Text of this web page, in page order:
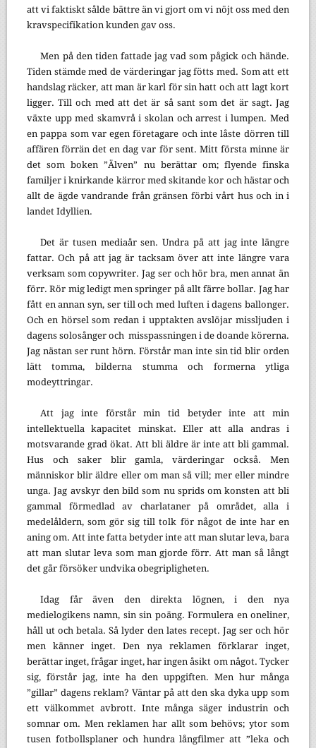
att vi faktiskt sålde bättre än vi gjort om vi nöjt oss med den
kravspecifikation kunden gav oss.
Men på den tiden fattade jag vad som pågick och hände.
Tiden stämde med de värderingar jag fötts med. Som att ett
handslag räcker, att man är karl för sin hatt och att lagt kort
ligger. Till och med att det är så sant som det är sagt. Jag
växte upp med skamvrå i skolan och arrest i lumpen. Med
en pappa som var egen företagare och inte låste dörren till
affären förrän det en dag var för sent. Mitt första minne är
det som boken ”Älven” nu berättar om; flyende finska
familjer i knirkande kärror med skitande kor och hästar och
allt de ägde vandrande från gränsen förbi vårt hus och in i
landet Idyllien.
Det är tusen mediaår sen. Undra på att jag inte längre
fattar. Och på att jag är tacksam över att inte längre vara
verksam som copywriter. Jag ser och hör bra, men annat än
förr. Rör mig ledigt men springer på allt färre bollar. Jag har
fått en annan syn, ser till och med luften i dagens ballonger.
Och en hörsel som redan i upptakten avslöjar missljuden i
dagens solosånger och misspassningen i de doande körerna.
Jag nästan ser runt hörn. Förstår man inte sin tid blir orden
lätt tomma, bilderna stumma och formerna ytliga
modeyttringar.
Att jag inte förstår min tid betyder inte att min
intellektuella kapacitet minskat. Eller att alla andras i
motsvarande grad ökat. Att bli äldre är inte att bli gammal.
Hus och saker blir gamla, värderingar också. Men
människor blir äldre eller om man så vill; mer eller mindre
unga. Jag avskyr den bild som nu sprids om konsten att bli
gammal förmedlad av charlataner på området, alla i
medelåldern, som gör sig till tolk för något de inte har en
aning om. Att inte fatta betyder inte att man slutar leva, bara
att man slutar leva som man gjorde förr. Att man så långt
det går försöker undvika obegripligheten.
Idag får även den direkta lögnen, i den nya
medielogikens namn, sin sin poäng. Formulera en oneliner,
håll ut och betala. Så lyder den lates recept. Jag ser och hör
men känner inget. Den nya reklamen förklarar inget,
berättar inget, frågar inget, har ingen åsikt om något. Tycker
sig, förstår jag, inte ha den uppgiften. Men hur många
”gillar” dagens reklam? Väntar på att den ska dyka upp som
ett välkommet avbrott. Inte många säger industrin och
somnar om. Men reklamen har allt som behövs; ytor som
tusen fotbollsplaner och hundra långfilmer att ”leka och